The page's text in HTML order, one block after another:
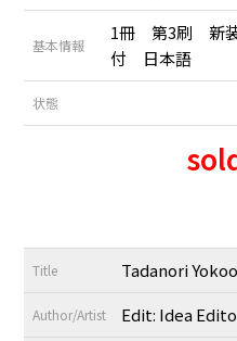
基本情報
1冊 第3刷 新
付 日本語
状態
Title Tadanori
Author/Artist Edit: Idea